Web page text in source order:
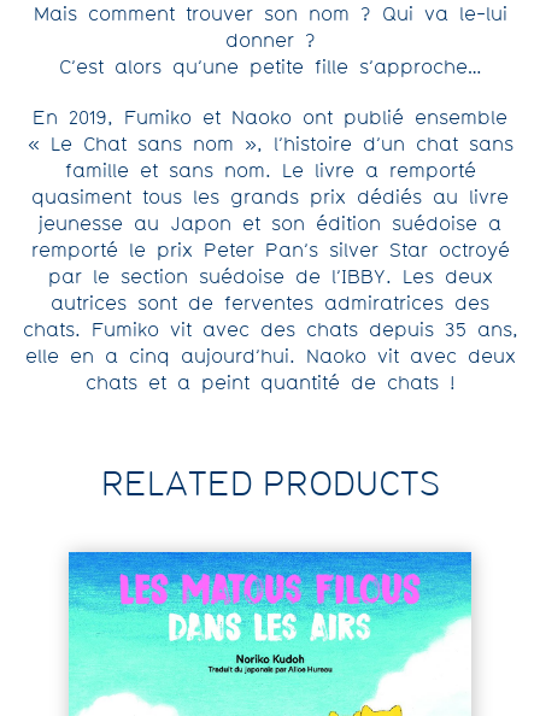
Mais comment trouver son nom ? Qui va le-lui
donner ?
C’est alors qu’une petite fille s’approche…
En 2019, Fumiko et Naoko ont publié ensemble
« Le Chat sans nom », l’histoire d’un chat sans
famille et sans nom. Le livre a remporté
quasiment tous les grands prix dédiés au livre
jeunesse au Japon et son édition suédoise a
remporté le prix Peter Pan’s silver Star octroyé
par le section suédoise de l’IBBY. Les deux
autrices sont de ferventes admiratrices des
chats. Fumiko vit avec des chats depuis 35 ans,
elle en a cinq aujourd’hui. Naoko vit avec deux
chats et a peint quantité de chats !
RELATED PRODUCTS